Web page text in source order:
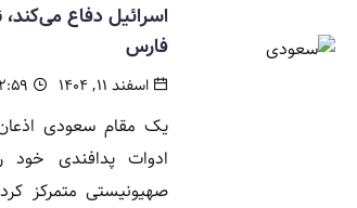
اسرائیل دفاع
فارس
اسفند ۱۱, ۱۴۰۴
یک مقام سعودی
ادوات پدافندی خود
صهیونیستی متمرکز